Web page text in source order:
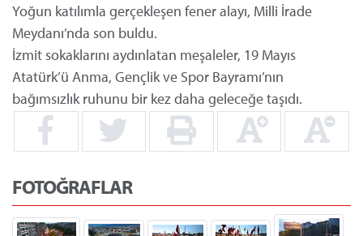
Yoğun katılımla gerçekleşen fener alayı, Milli İrade
Meydanı’nda son buldu.
İzmit sokaklarını aydınlatan meşaleler, 19 Mayıs
Atatürk’ü Anma, Gençlik ve Spor Bayramı’nın
bağımsızlık ruhunu bir kez daha geleceğe taşıdı.
FOTOĞRAFLAR